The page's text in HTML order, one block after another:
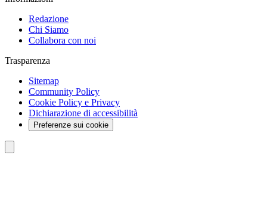
Redazione
Chi Siamo
Collabora con noi
Trasparenza
Sitemap
Community Policy
Cookie Policy e Privacy
Dichiarazione di accessibilità
Preferenze sui cookie